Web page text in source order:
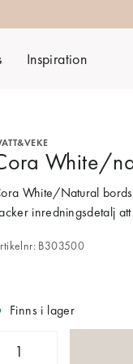
Inspiration
White/
White/Natural
inredningsdetalj
B303500
Finns i lager